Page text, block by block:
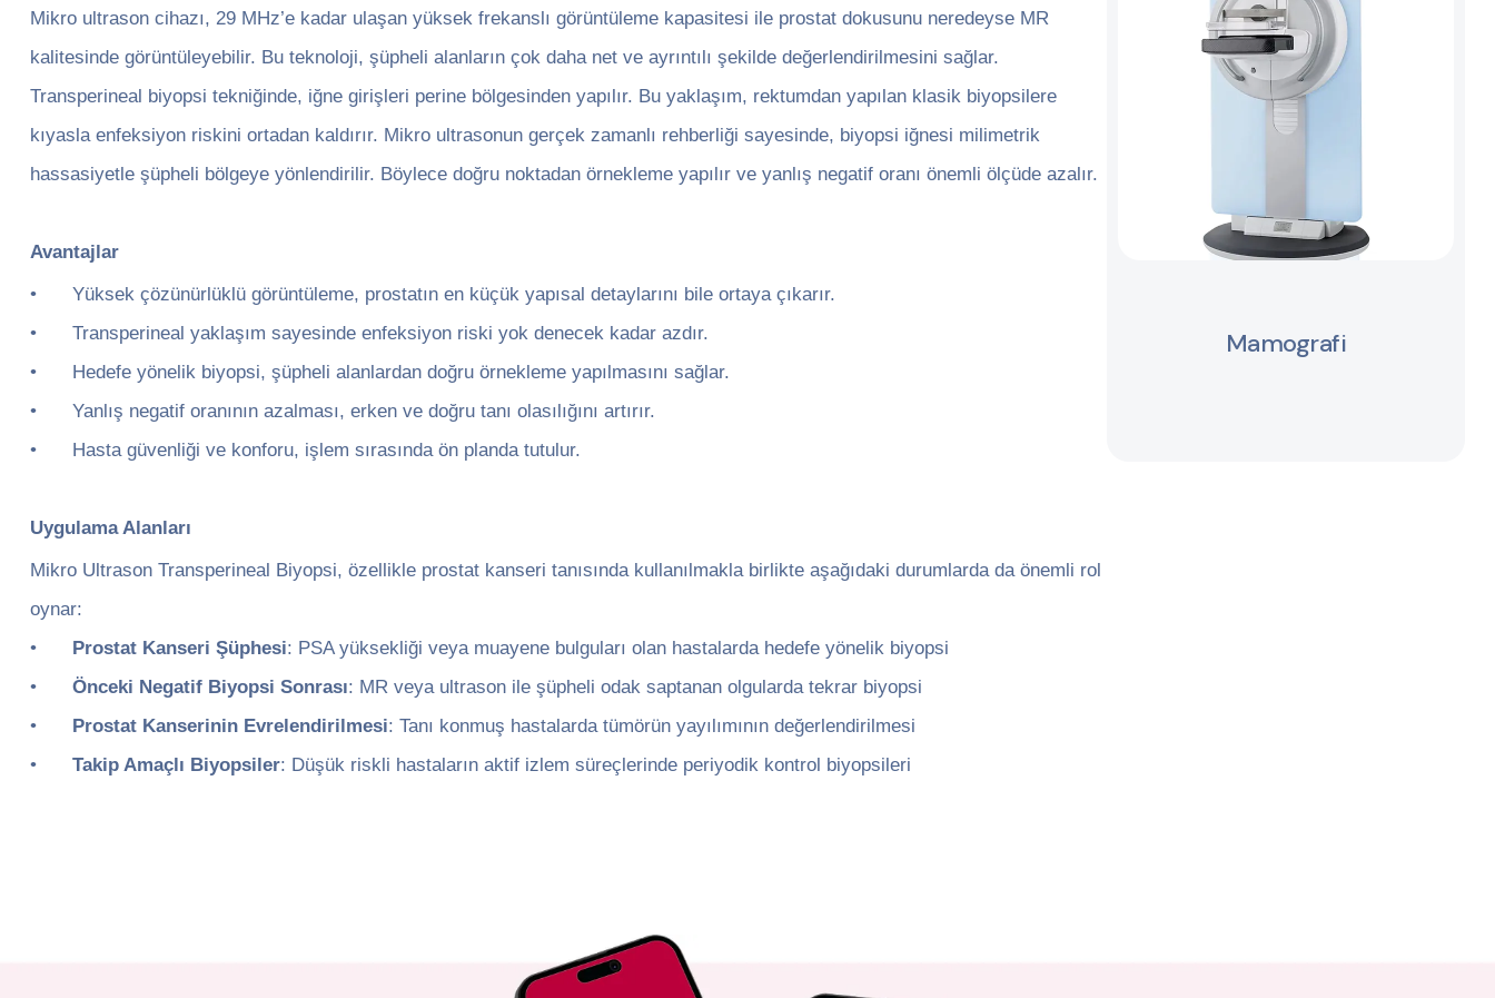
Mikro ultrason cihazı, 29 MHz’e kadar ulaşan yüksek frekanslı görüntüleme kapasitesi ile prostat dokusunu neredeyse MR
kalitesinde görüntüleyebilir. Bu teknoloji, şüpheli alanların çok daha net ve ayrıntılı şekilde değerlendirilmesini sağlar.
Transperineal biyopsi tekniğinde, iğne girişleri perine bölgesinden yapılır. Bu yaklaşım, rektumdan yapılan klasik biyopsilere
kıyasla enfeksiyon riskini ortadan kaldırır. Mikro ultrasonun gerçek zamanlı rehberliği sayesinde, biyopsi iğnesi milimetrik
hassasiyetle şüpheli bölgeye yönlendirilir. Böylece doğru noktadan örnekleme yapılır ve yanlış negatif oranı önemli ölçüde azalır.
Avantajlar
•
Yüksek çözünürlüklü görüntüleme, prostatın en küçük yapısal detaylarını bile ortaya çıkarır.
•
Transperineal yaklaşım sayesinde enfeksiyon riski yok denecek kadar azdır.
•
Hedefe yönelik biyopsi, şüpheli alanlardan doğru örnekleme yapılmasını sağlar.
•
Yanlış negatif oranının azalması, erken ve doğru tanı olasılığını artırır.
•
Hasta güvenliği ve konforu, işlem sırasında ön planda tutulur.
Uygulama Alanları
Mikro Ultrason Transperineal Biyopsi, özellikle prostat kanseri tanısında kullanılmakla birlikte aşağıdaki durumlarda da önemli rol
oynar:
•
Prostat Kanseri Şüphesi: PSA yüksekliği veya muayene bulguları olan hastalarda hedefe yönelik biyopsi
•
Önceki Negatif Biyopsi Sonrası: MR veya ultrason ile şüpheli odak saptanan olgularda tekrar biyopsi
•
Prostat Kanserinin Evrelendirilmesi: Tanı konmuş hastalarda tümörün yayılımının değerlendirilmesi
•
Takip Amaçlı Biyopsiler: Düşük riskli hastaların aktif izlem süreçlerinde periyodik kontrol biyopsileri
Mamografi